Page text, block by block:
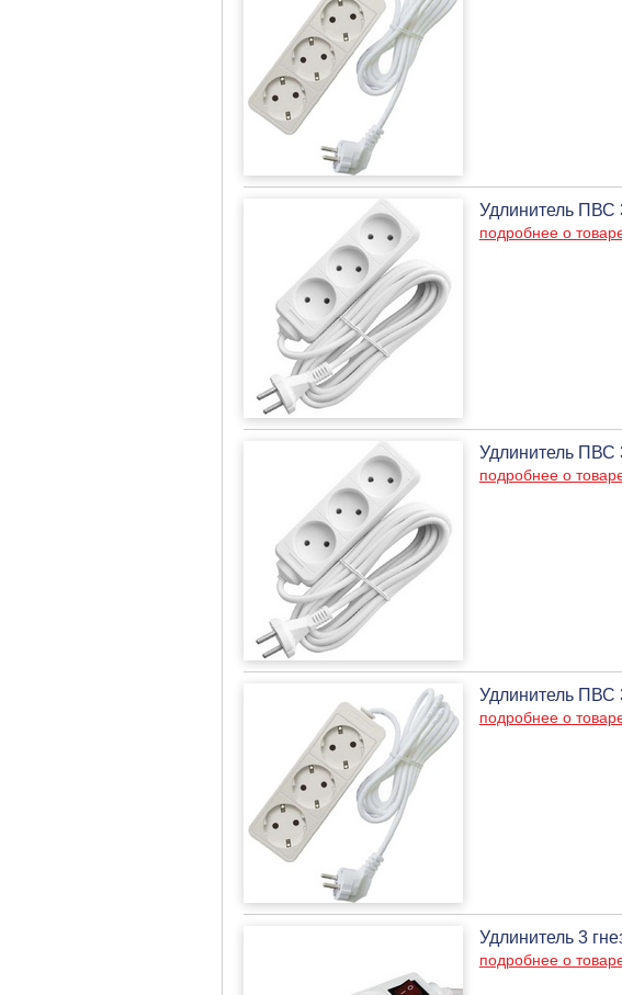
Удлинитель ПВС
подробнее о
Удлинитель ПВС
подробнее о
Удлинитель ПВС
подробнее о
Удлинитель 3
подробнее о